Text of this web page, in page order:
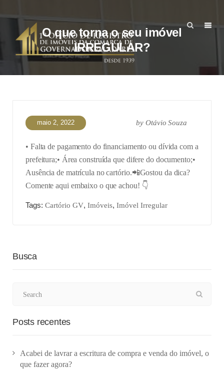
O que torna o seu imóvel
IRREGULAR?
maio 2, 2022 byOtávio Souza
• Falta de pagamento do financiamento ou dívida com a
prefeitura;• Área construída que difere do documento;•
Ausência de matrícula no cartório.📲Gostou da dica?
Comente aqui embaixo o que achou! 👇
Tags: Cartório GV, Imóveis, Imóvel Irregular
Busca
Posts recentes
Acabei de lavrar a escritura de compra e venda do imóvel, o
que fazer agora?